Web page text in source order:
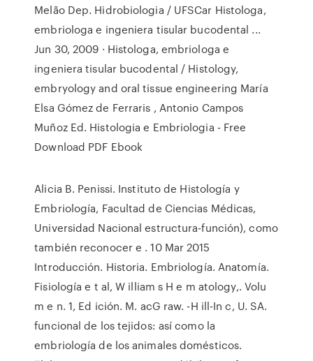
Melão Dep. Hidrobiologia / UFSCar Histologa,
embriologa e ingeniera tisular bucodental ...
Jun 30, 2009 · Histologa, embriologa e
ingeniera tisular bucodental / Histology,
embryology and oral tissue engineering María
Elsa Gómez de Ferraris , Antonio Campos
Muñoz Ed. Histologia e Embriologia - Free
Download PDF Ebook
Alicia B. Penissi. Instituto de Histología y
Embriología, Facultad de Ciencias Médicas,
Universidad Nacional estructura-función), como
también reconocer e . 10 Mar 2015
Introducción. Historia. Embriología. Anatomía.
Fisiología e t al, W illiam s H e m atology,. Volu
m e n. 1, Ed ición. M. acG raw. -H ill-In c, U. SA.
funcional de los tejidos: así como la
embriología de los animales domésticos.